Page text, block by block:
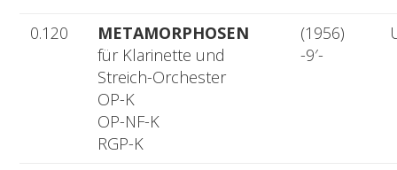
0.120
METAMORPHOSEN
für Klarinette und
Streich-Orchester
OP-K
OP-NF-K
RGP-K
(1956)
-9′-